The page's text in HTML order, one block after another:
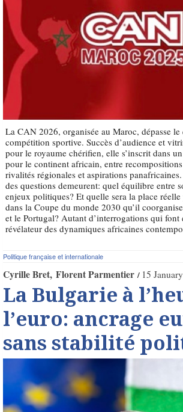
La CAN 2026, organisée au Maroc, dépasse le
compétition sportive. Succès d’audience et
pour le royaume chérifien, elle s’inscrit dans
pour le continent africain, entre
rivalités régionales et aspirations
des questions demeurent: quel équilibre entre
enjeux politiques? Et quelle sera la place
dans la Coupe du monde 2030 qu’il
et le Portugal? Autant d’interrogations qui font
révélateur des dynamiques africaines
Politique française et internationale
Cyrille Bret Florent Parmentier 15
La Bulgarie à
l’euro: ancrage
sans stabilité